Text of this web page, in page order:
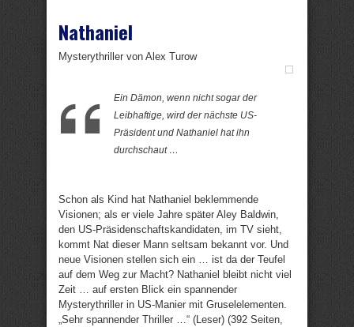
Nathaniel
Mysterythriller von Alex Turow
Ein Dämon, wenn nicht sogar der
Leibhaftige, wird der nächste US-
Präsident und Nathaniel hat ihn
durchschaut …
Schon als Kind hat Nathaniel beklemmende
Visionen; als er viele Jahre später Aley Baldwin,
den US-Präsidenschaftskandidaten, im TV sieht,
kommt Nat dieser Mann seltsam bekannt vor. Und
neue Visionen stellen sich ein … ist da der Teufel
auf dem Weg zur Macht? Nathaniel bleibt nicht viel
Zeit … auf ersten Blick ein spannender
Mysterythriller in US-Manier mit Gruselelementen.
„Sehr spannender Thriller …“ (Leser) (392 Seiten,